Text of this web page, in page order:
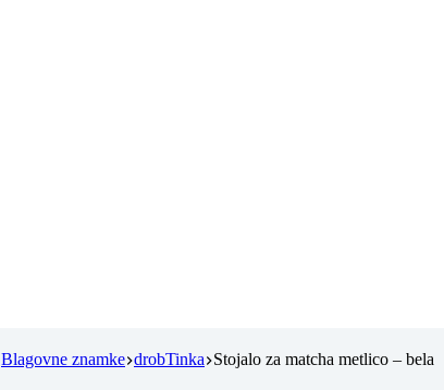
Blagovne znamke drobTinka Stojalo za matcha metlico – bela